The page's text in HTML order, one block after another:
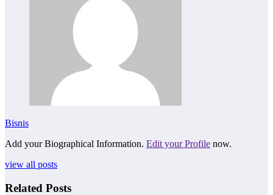
Bisnis
Add your Biographical Information. Edit your Profile now.
view all posts
Related Posts